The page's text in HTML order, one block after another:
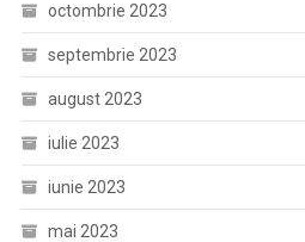
octombrie 2023
septembrie 2023
august 2023
iulie 2023
iunie 2023
mai 2023